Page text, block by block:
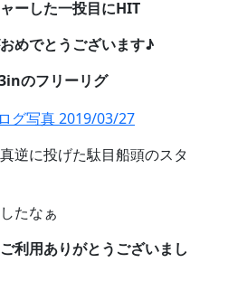
ーした一投目にHIT
めでとうございます♪
のフリーリグ
逆に投げた駄目船頭のスタ
たなぁ
用ありがとうございまし